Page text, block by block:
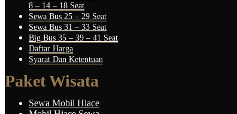
8 – 14 – 18 Seat
Sewa Bus 25 – 29 Seat
Sewa Bus 31 – 33 Seat
Big Bus 35 – 39 – 41 Seat
Daftar Harga
Syarat Dan Ketentuan
Paket Wisata
Sewa Mobil Hiace